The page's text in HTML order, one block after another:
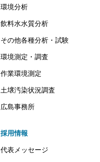
環境分析
飲料水水質分析
その他各種分析・試験
環境測定・調査
作業環境測定
土壌汚染状況調査
広島事務所
採用情報
代表メッセージ